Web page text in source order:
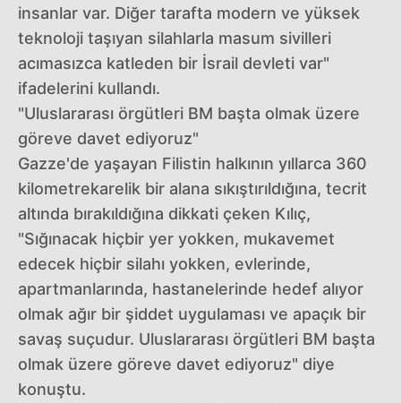
insanlar var. Diğer tarafta modern ve yüksek
teknoloji taşıyan silahlarla masum sivilleri
acımasızca katleden bir İsrail devleti var"
ifadelerini kullandı.
"Uluslararası örgütleri BM başta olmak üzere
göreve davet ediyoruz"
Gazze'de yaşayan Filistin halkının yıllarca 360
kilometrekarelik bir alana sıkıştırıldığına, tecrit
altında bırakıldığına dikkati çeken Kılıç,
"Sığınacak hiçbir yer yokken, mukavemet
edecek hiçbir silahı yokken, evlerinde,
apartmanlarında, hastanelerinde hedef alıyor
olmak ağır bir şiddet uygulaması ve apaçık bir
savaş suçudur. Uluslararası örgütleri BM başta
olmak üzere göreve davet ediyoruz" diye
konuştu.